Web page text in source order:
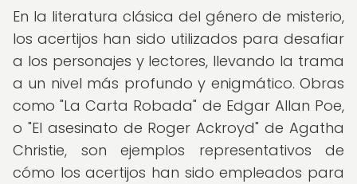
En la literatura clásica del género de misterio,
los acertijos han sido utilizados para desafiar
a los personajes y lectores, llevando la trama
a un nivel más profundo y enigmático. Obras
como "La Carta Robada" de Edgar Allan Poe,
o "El asesinato de Roger Ackroyd" de Agatha
Christie, son ejemplos representativos de
cómo los acertijos han sido empleados para